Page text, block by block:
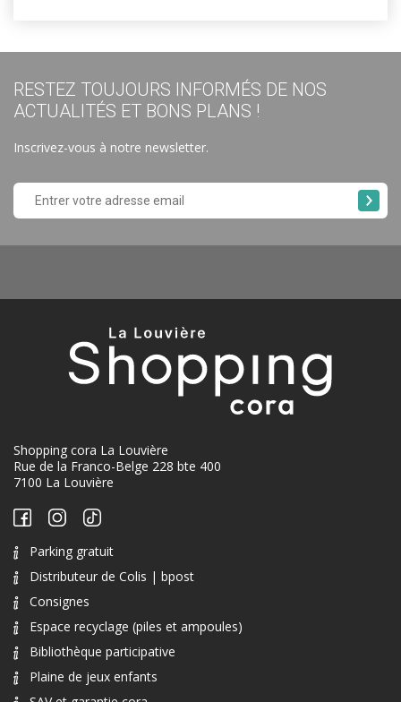
RESTEZ TOUJOURS INFORMÉS DE NOS
ACTUALITÉS ET BONS PLANS !
Inscrivez-vous à notre newsletter.
Shopping cora La Louvière
Rue de la Franco-Belge 228 bte 400
7100 La Louvière
Parking gratuit
Distributeur de Colis | bpost
Consignes
Espace recyclage (piles et ampoules)
Bibliothèque participative
Plaine de jeux enfants